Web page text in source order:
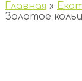
Главная »
Золотое